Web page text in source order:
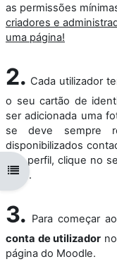
Abrir índice da disciplina
as permissões
criadores e
uma página!
2. Cada utilizador
o seu cartão de
ser adicionada uma
se deve sempre
disponibilizados
seu perfil, clique no
login.
3. Para começar
conta de utilizador
página do Moodle.